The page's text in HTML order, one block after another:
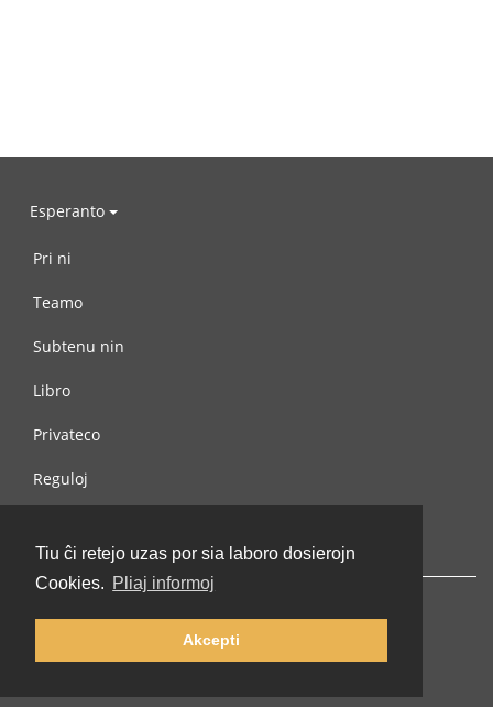
Tiu ĉi retejo uzas por sia laboro dosierojn
Cookies. Pliaj informoj
Akcepti
Esperanto
Pri ni
Teamo
Subtenu nin
Libro
Privateco
Reguloj
© 2002-2026 lernu.net |Impressum